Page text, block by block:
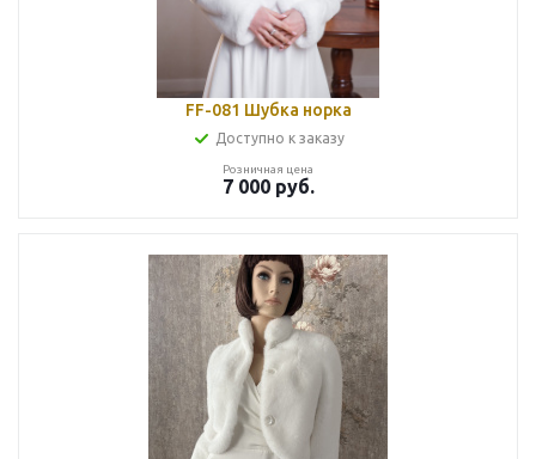
FF-081 Шубка норка
Доступно к заказу
Розничная цена
7 000руб.